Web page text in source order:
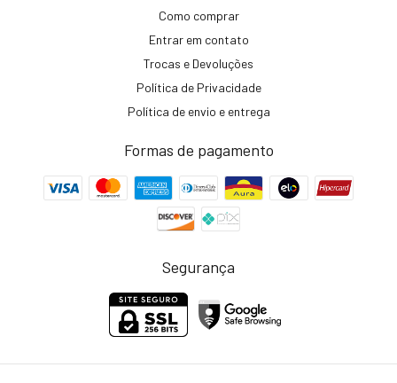
Como comprar
Entrar em contato
Trocas e Devoluções
Política de Privacidade
Política de envio e entrega
Formas de pagamento
Segurança